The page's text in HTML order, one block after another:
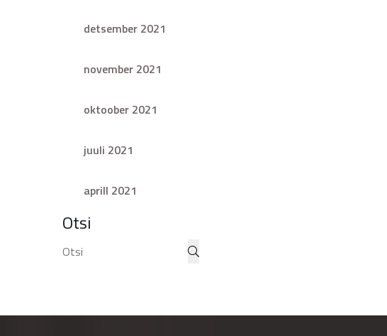
detsember 2021
november 2021
oktoober 2021
juuli 2021
aprill 2021
Otsi